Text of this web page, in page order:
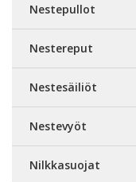
Nestepullot
Nestereput
Nestesäiliöt
Nestevyöt
Nilkkasuojat